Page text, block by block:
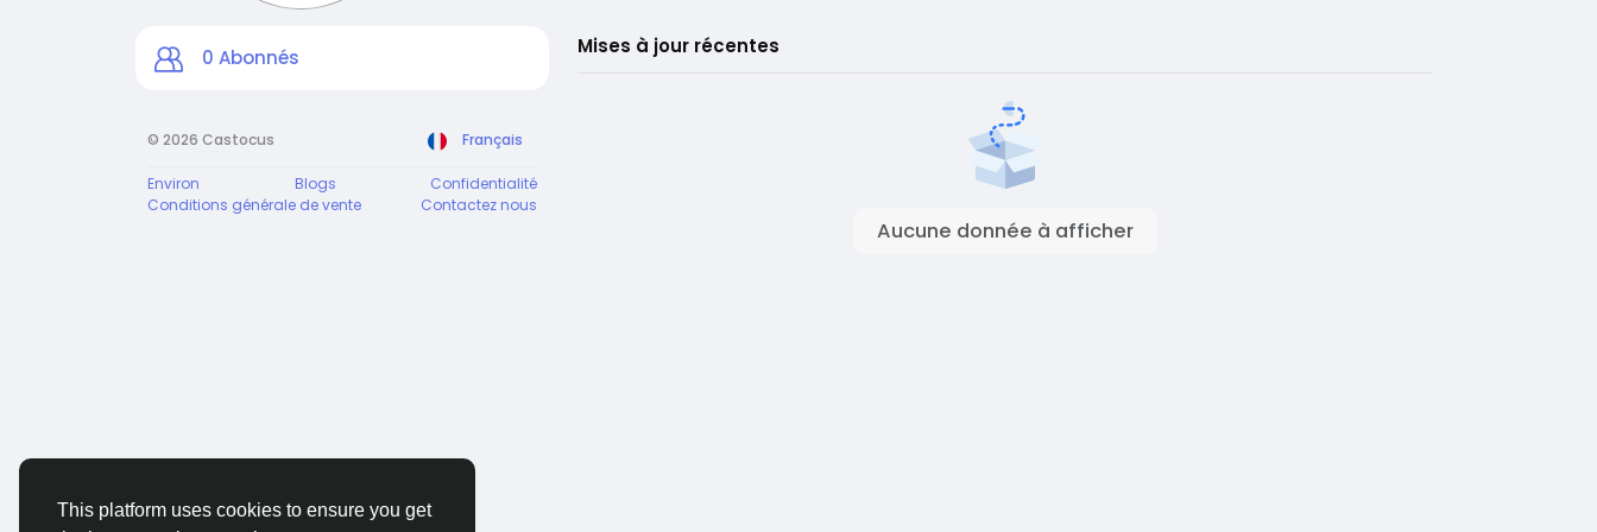
This platform uses cookies to ensure you get
0 Abonnés
© 2026 Castocus Français
Environ Blogs
Confidentialité
Conditions générale de vente
Contactez nous
Mises à jour récentes
Aucune donnée à afficher